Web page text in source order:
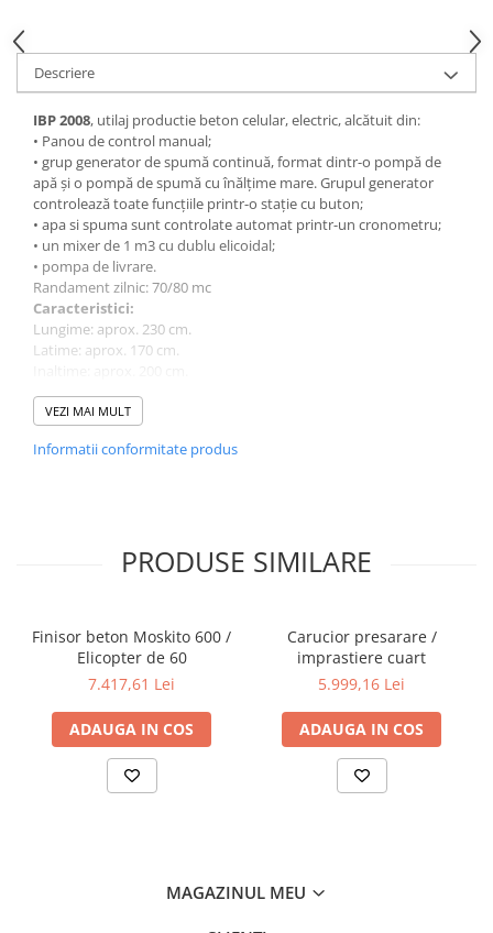
Descriere
IBP 2008, utilaj productie beton celular, electric, alcătuit din:
• Panou de control manual;
• grup generator de spumă continuă, format dintr-o pompă de
apă și o pompă de spumă cu înălțime mare. Grupul generator
controlează toate funcțiile printr-o stație cu buton;
• apa si spuma sunt controlate automat printr-un cronometru;
• un mixer de 1 m3 cu dublu elicoidal;
• pompa de livrare.
Randament zilnic: 70/80 mc
Caracteristici:
Lungime: aprox. 230 cm.
Latime: aprox. 170 cm.
Greutate: aprox. 950 kg
Tensiune: 400 V 50 Hz trifazic.
Factor de contemporaneitate: aprox. 0,75.
VEZI MAI MULT
Informatii conformitate produs
PRODUSE SIMILARE
Finisor beton Moskito 600 /
Elicopter de 60
7.417,61 Lei
ADAUGA IN COS
Carucior presarare /
imprastiere cuart
5.999,16 Lei
ADAUGA IN COS
MAGAZINUL MEU